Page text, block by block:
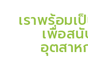
เราพร้อม
เพื่อส
อุตสาห